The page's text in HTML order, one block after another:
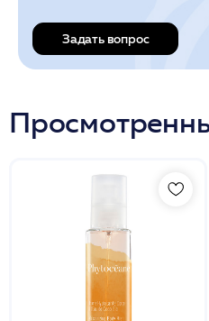
Задать вопрос